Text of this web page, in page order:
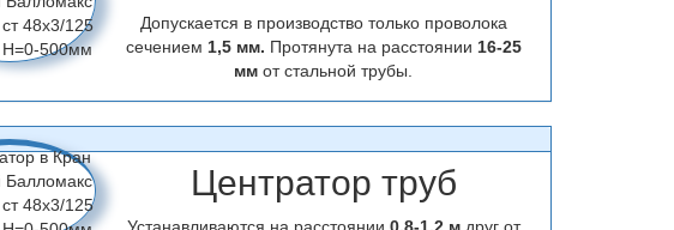
Допускается в производство только проволока
сечением 1,5 мм. Протянута на расстоянии 16-25
ммот стальной трубы.
Центратор труб